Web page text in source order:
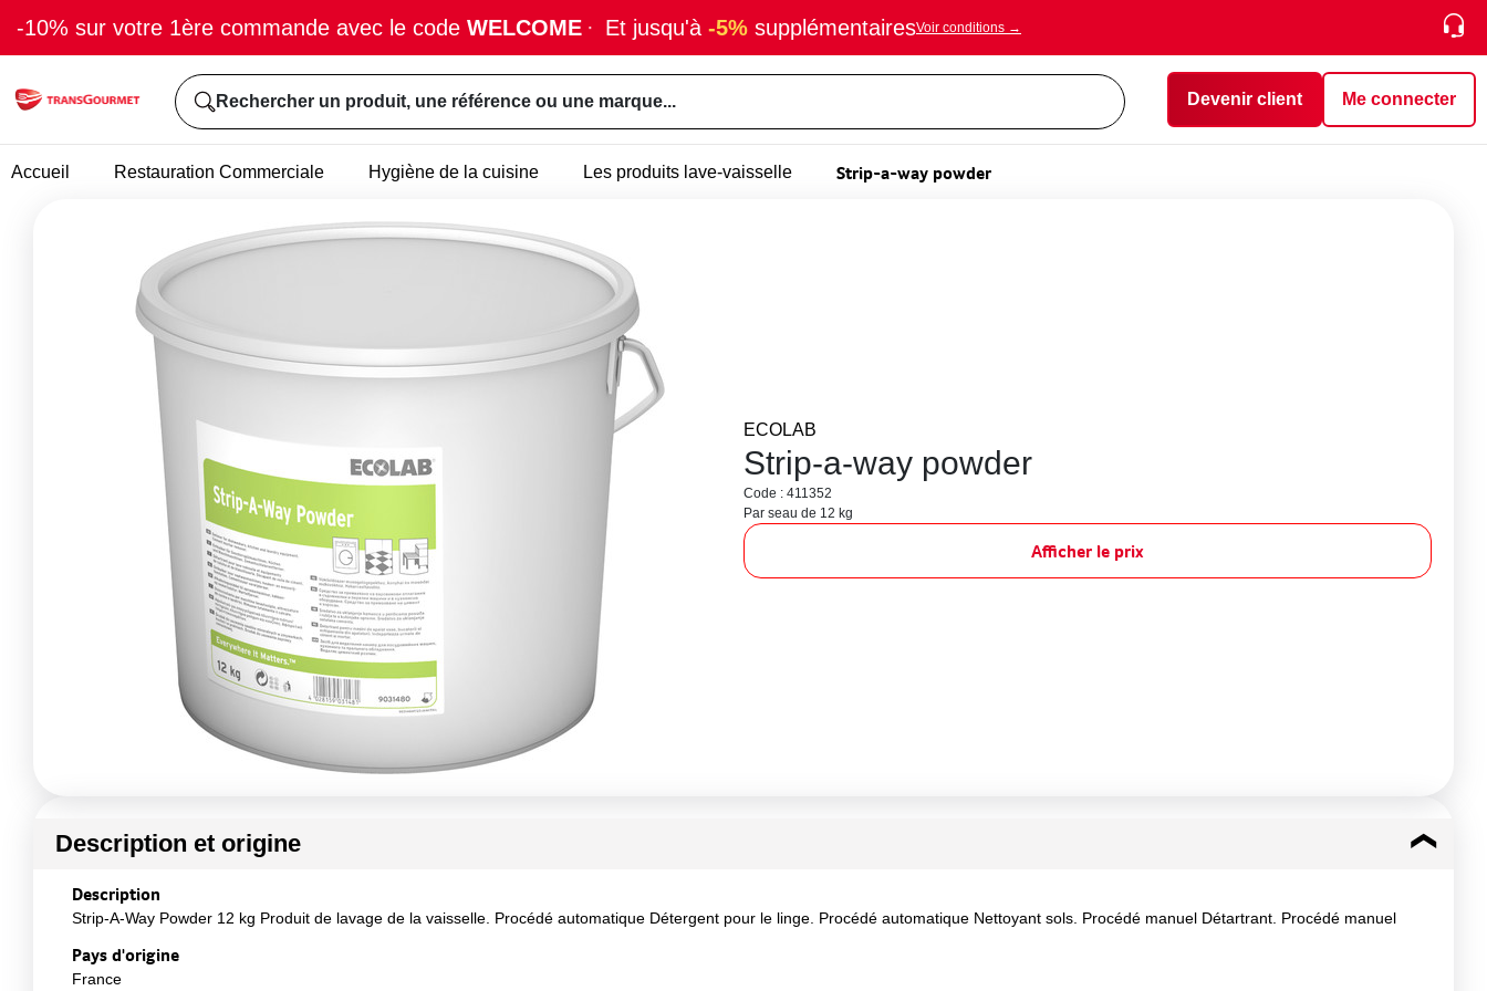
-10% sur votre 1ère commande avec le code WELCOME · Et jusqu'à -5% supplémentairesVoir conditions →
Rechercher un produit, une référence ou une marque... Devenir client Me connecter
Accueil Restauration Commerciale Hygiène de la cuisine Les produits lave-vaisselle Strip-a-way powder
ECOLAB
Strip-a-way powder
Code : 411352
Par seau de 12 kg
Afficher le prix
Description et origine
Description
Strip-A-Way Powder 12 kg Produit de lavage de la vaisselle. Procédé automatique Détergent pour le linge. Procédé automatique Nettoyant sols. Procédé manuel Détartrant. Procédé manuel
Pays d'origine
France